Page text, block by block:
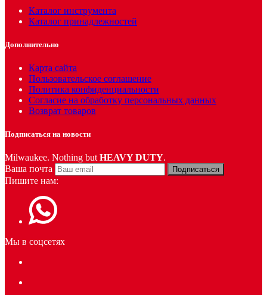
Каталог инструмента
Каталог принадлежностей
Дополнительно
Карта сайта
Пользовательское соглашение
Политика конфиденциальности
Согласие на обработку персональных данных
Возврат товаров
Подписаться на новости
Milwaukee. Nothing butHEAVY DUTY.
Ваша почта
Подписаться
Пишите нам:
Мы в соцсетях